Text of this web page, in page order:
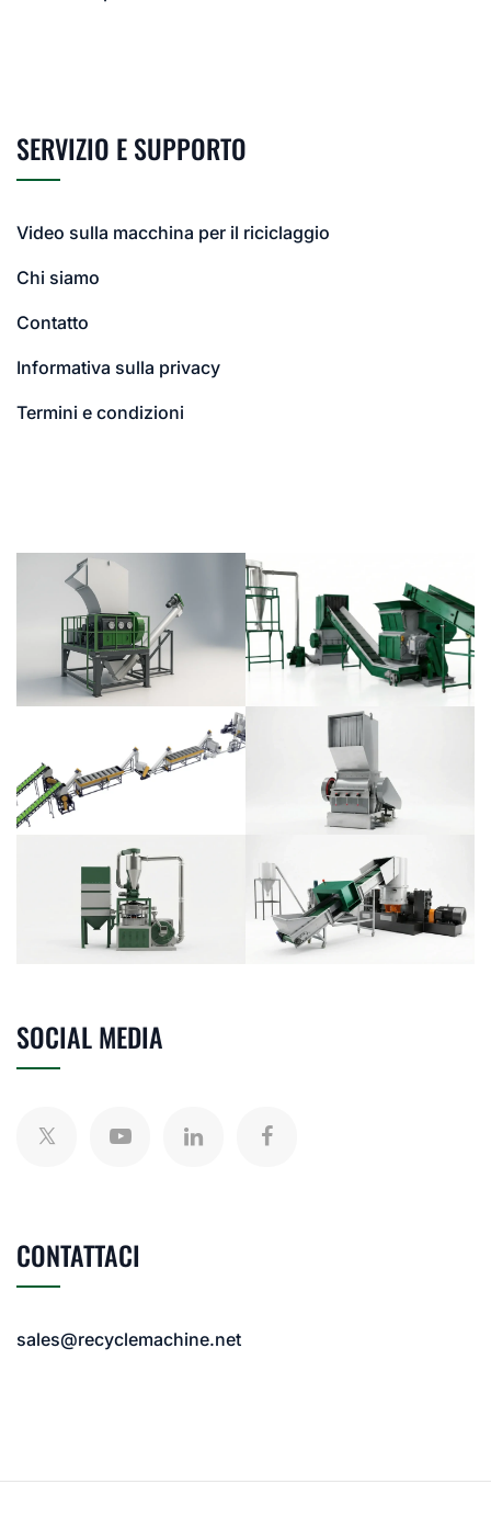
SERVIZIO E SUPPORTO
Video sulla macchina per il riciclaggio
Chi siamo
Contatto
Informativa sulla privacy
Termini e condizioni
SOCIAL MEDIA
CONTATTACI
sales@recyclemachine.net